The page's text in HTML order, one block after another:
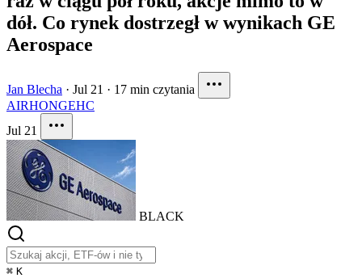
dół. Co rynek dostrzegł w wynikach GE
Aerospace
Jan Blecha · Jul 21 · 17 min czytania
AIRHONGEHC
Jul 21
BLACK
⌘ K